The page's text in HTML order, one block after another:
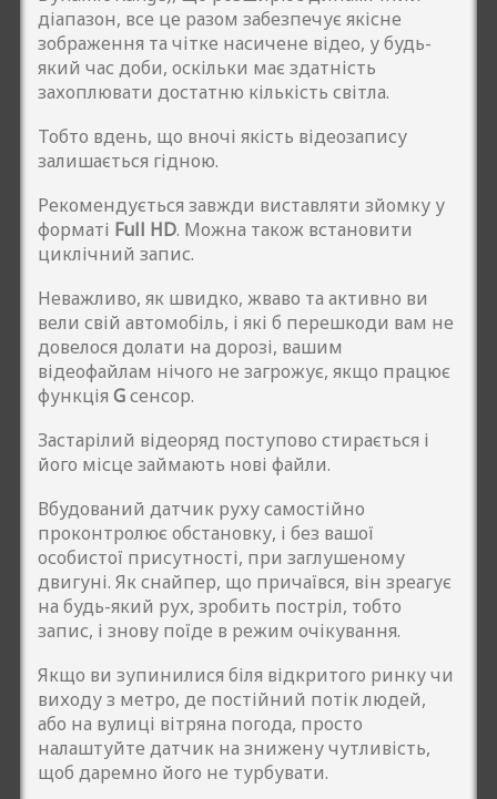
діапазон, все це разом забезпечує якісне
зображення та чітке насичене відео, у будь-
який час доби, оскільки має здатність
захоплювати достатню кількість світла.
Тобто вдень, що вночі якість відеозапису
залишається гідною.
Рекомендується завжди виставляти зйомку у
форматі Full HD. Можна також встановити
циклічний запис.
Неважливо, як швидко, жваво та активно ви
вели свій автомобіль, і які б перешкоди вам не
довелося долати на дорозі, вашим
відеофайлам нічого не загрожує, якщо працює
функціяGсенсор.
Застарілий відеоряд поступово стирається і
його місце займають нові файли.
Вбудований датчик руху самостійно
проконтролює обстановку, і без вашої
особистої присутності, при заглушеному
двигуні. Як снайпер, що причаївся, він зреагує
на будь-який рух, зробить постріл, тобто
запис, і знову поїде в режим очікування.
Якщо ви зупинилися біля відкритого ринку чи
виходу з метро, де постійний потік людей,
або на вулиці вітряна погода, просто
налаштуйте датчик на знижену чутливість,
щоб даремно його не турбувати.